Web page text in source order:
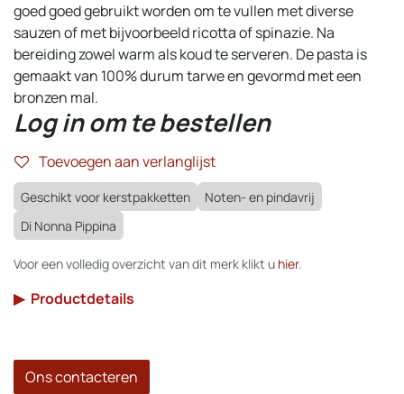
goed goed gebruikt worden om te vullen met diverse
sauzen of met bijvoorbeeld ricotta of spinazie. Na
bereiding zowel warm als koud te serveren. De pasta is
gemaakt van 100% durum tarwe en gevormd met een
bronzen mal.
Log in om te bestellen
Toevoegen aan verlanglijst
Geschikt voor kerstpakketten
Noten- en pindavrij
Di Nonna Pippina
Voor een volledig overzicht van dit merk klikt u hier.
▶ Productdetails
Ons contacteren